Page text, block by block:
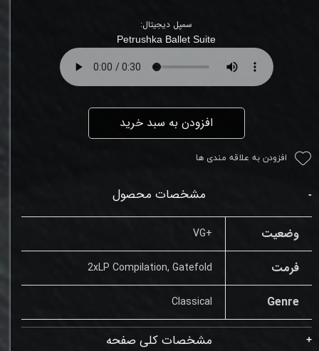
سمپل دیجیتال:
Petrushka Ballet Suite
افزودن به سبد خرید
افزودن به علاقه مندی ها
مشخصات محصول
وضعیت +VG
فرمت 2xLP Compilation, Gatefold
Genre
Classical
مشخصات کلی صفحه